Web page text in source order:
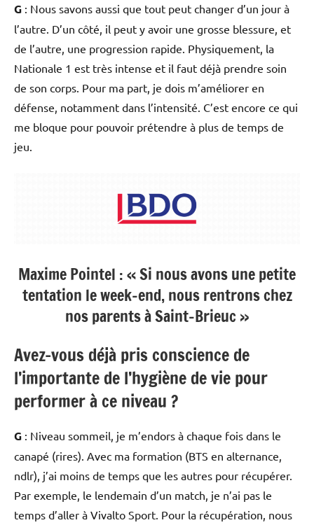
G : Nous savons aussi que tout peut changer d’un jour à
l’autre. D’un côté, il peut y avoir une grosse blessure, et
de l’autre, une progression rapide. Physiquement, la
Nationale 1 est très intense et il faut déjà prendre soin
de son corps. Pour ma part, je dois m’améliorer en
défense, notamment dans l’intensité. C’est encore ce qui
me bloque pour pouvoir prétendre à plus de temps de
jeu.
Maxime Pointel : « Si nous avons une petite
tentation le week-end, nous rentrons chez
nos parents à Saint-Brieuc »
Avez-vous déjà pris conscience de
l’importante de l’hygiène de vie pour
performer à ce niveau ?
G : Niveau sommeil, je m’endors à chaque fois dans le
canapé (rires). Avec ma formation (BTS en alternance,
ndlr), j’ai moins de temps que les autres pour récupérer.
Par exemple, le lendemain d’un match, je n’ai pas le
temps d’aller à Vivalto Sport. Pour la récupération, nous